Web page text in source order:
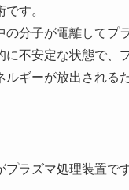
す。
分子が電離してプ
不安定な状態で、
ギーが放出される
ラズマ処理装置です